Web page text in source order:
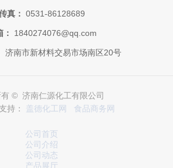
真： 0531-86128689
： 1840274076@qq.com
济南市新材料交易市场南区20号
有 © 济南仁源化工有限公司
持： 盖德化工网 食品商务网
公司首页
公司介绍
公司动态
产品展厅